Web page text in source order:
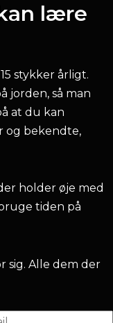
lære
stykker årligt.
jorden, så man
at du kan
og bekendte,
holder øje med
tiden på
sig. Alle dem der